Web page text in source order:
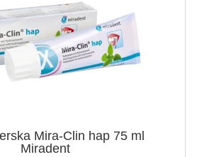
Mira-Clin hap 75 ml
Miradent